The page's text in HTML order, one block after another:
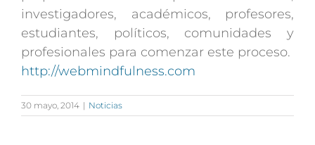
investigadores, académicos, profesores,
estudiantes, políticos, comunidades y
profesionales para comenzar este proceso.
http://webmindfulness.com
30 mayo, 2014 | Noticias